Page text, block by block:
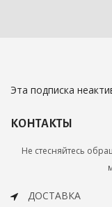
Эта подписка
КОНТАКТЫ
Не стесняйтесь
ДОСТАВКА